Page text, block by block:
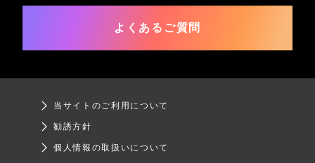
よくあるご質問
当サイトのご利用について
勧誘方針
個人情報の取扱いについて